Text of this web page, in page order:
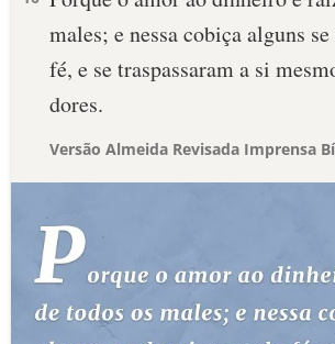
males; e nessa cobiça alguns
fé, e se traspassaram a si
dores.
Versão Almeida Revisada Imprensa